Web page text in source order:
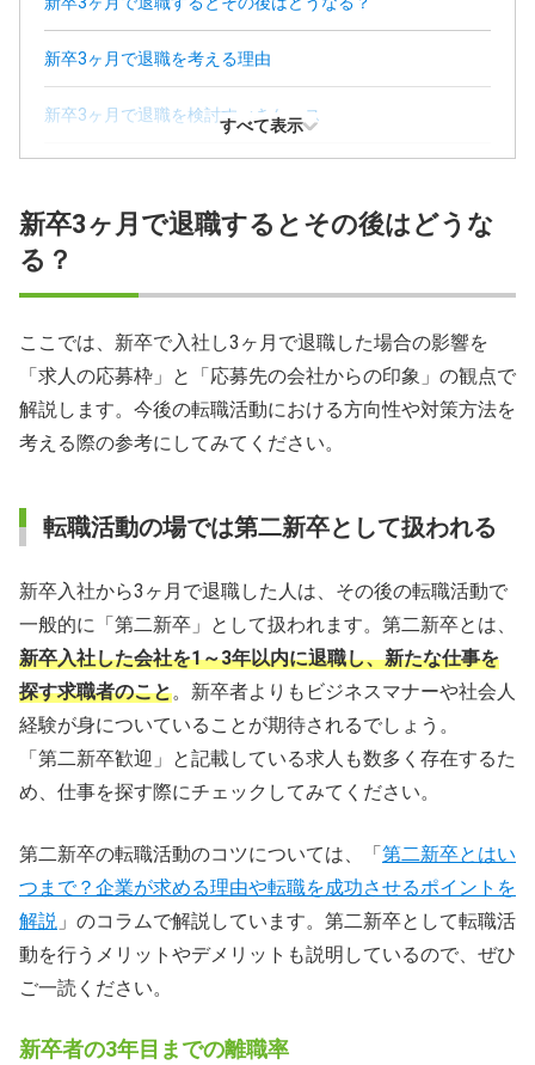
新卒3ヶ月で退職を考える理由
新卒3ヶ月で退職を検討すべきケース
新卒3ヶ月で退職するメリットとデメリット
新卒3ヶ月で退職したあとの転職活動のポイント
新卒3ヶ月での退職に関するQ＆A
すべて表示
新卒3ヶ月で退職するとその後はどうな
る？
ここでは、新卒で入社し3ヶ月で退職した場合の影響を
「求人の応募枠」と「応募先の会社からの印象」の観点で
解説します。今後の転職活動における方向性や対策方法を
考える際の参考にしてみてください。
転職活動の場では第二新卒として扱われる
新卒入社から3ヶ月で退職した人は、その後の転職活動で
一般的に「第二新卒」として扱われます。第二新卒とは、
新卒入社した会社を1～3年以内に退職し、新たな仕事を
探す求職者のこと。新卒者よりもビジネスマナーや社会人
経験が身についていることが期待されるでしょう。
「第二新卒歓迎」と記載している求人も数多く存在するた
め、仕事を探す際にチェックしてみてください。
第二新卒の転職活動のコツについては、「 第二新卒とはい
つまで？企業が求める理由や転職を成功させるポイントを
解説 」のコラムで解説しています。第二新卒として転職活
動を行うメリットやデメリットも説明しているので、ぜひ
ご一読ください。
新卒者の3年目までの離職率